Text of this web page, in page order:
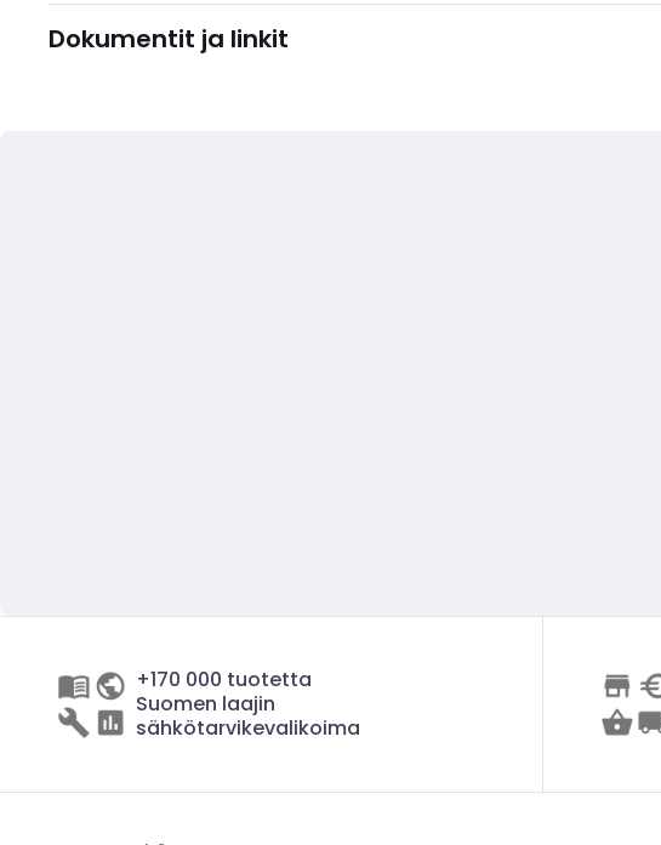
Dokumentit ja linkit
+170 000 tuotetta
Suomen laajin
sähkötarvikevalikoima